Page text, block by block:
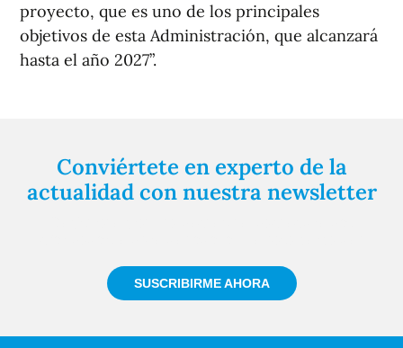
proyecto, que es uno de los principales
objetivos de esta Administración, que alcanzará
hasta el año 2027”.
Conviértete en experto de la
actualidad con nuestra newsletter
SUSCRIBIRME AHORA